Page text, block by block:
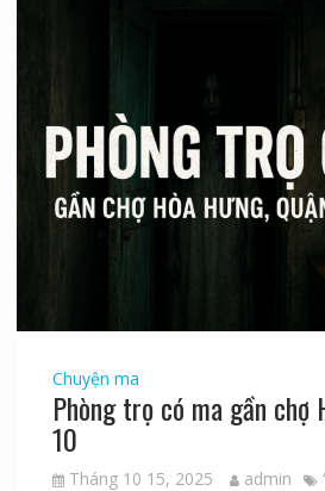
Chuyện ma
Phòng trọ có ma gần chợ
10
Tháng 10 15, 2025 admin